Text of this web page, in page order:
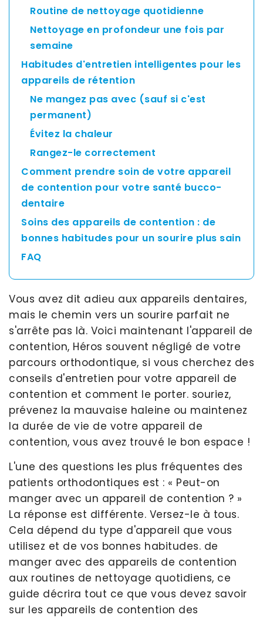
Routine de nettoyage quotidienne
Nettoyage en profondeur une fois par
semaine
Habitudes d'entretien intelligentes pour les
appareils de rétention
Ne mangez pas avec (sauf si c'est
permanent)
Évitez la chaleur
Rangez-le correctement
Comment prendre soin de votre appareil
de contention pour votre santé bucco-
dentaire
Soins des appareils de contention : de
bonnes habitudes pour un sourire plus sain
FAQ
Vous avez dit adieu aux appareils dentaires,
mais le chemin vers un sourire parfait ne
s'arrête pas là. Voici maintenant l'appareil de
contention, Héros souvent négligé de votre
parcours orthodontique, si vous cherchez des
conseils d'entretien pour votre appareil de
contention et comment le porter. souriez,
prévenez la mauvaise haleine ou maintenez
la durée de vie de votre appareil de
contention, vous avez trouvé le bon espace !
L'une des questions les plus fréquentes des
patients orthodontiques est : « Peut-on
manger avec un appareil de contention ? »
La réponse est différente. Versez-le à tous.
Cela dépend du type d'appareil que vous
utilisez et de vos bonnes habitudes. de
manger avec des appareils de contention
aux routines de nettoyage quotidiens, ce
guide décrira tout ce que vous devez savoir
sur les appareils de contention des